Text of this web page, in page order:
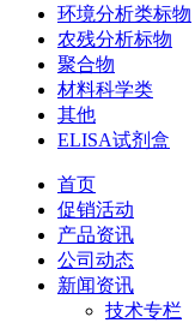
环境分析类标物
农残分析标物
聚合物
材料科学类
其他
ELISA试剂盒
首页
促销活动
产品资讯
公司动态
新闻资讯
技术专栏